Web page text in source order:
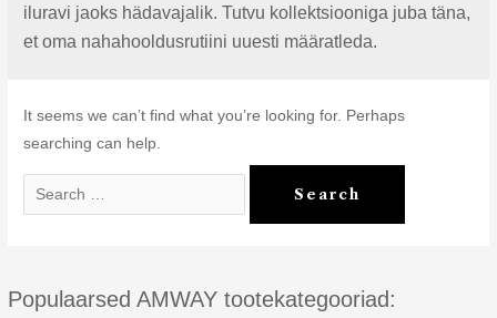
iluravi jaoks hädavajalik. Tutvu kollektsiooniga juba täna,
et oma nahahooldusrutiini uuesti määratleda.
It seems we can’t find what you’re looking for. Perhaps
searching can help.
Search
Populaarsed AMWAY tootekategooriad: